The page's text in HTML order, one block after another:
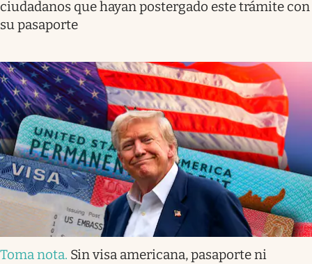
ciudadanos que hayan postergado este trámite con
su pasaporte
Toma nota. Sin visa americana, pasaporte ni